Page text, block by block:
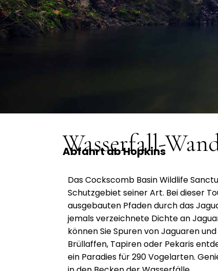
Wasserfall-
Abfahrt ab Hopkins
Das Cockscomb Basin Wildlife
Schutzgebiet seiner Art. Bei dieser
ausgebauten Pfaden durch das
jemals verzeichnete Dichte an
können Sie Spuren von Jaguaren
Brüllaffen, Tapiren oder Pekaris
ein Paradies für 290 Vogelarten.